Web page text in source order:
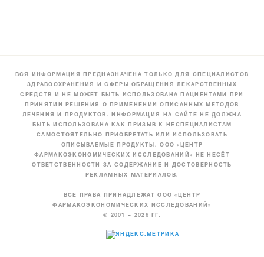
ВСЯ ИНФОРМАЦИЯ ПРЕДНАЗНАЧЕНА ТОЛЬКО ДЛЯ СПЕЦИАЛИСТОВ
ЗДРАВООХРАНЕНИЯ И СФЕРЫ ОБРАЩЕНИЯ ЛЕКАРСТВЕННЫХ
СРЕДСТВ И НЕ МОЖЕТ БЫТЬ ИСПОЛЬЗОВАНА ПАЦИЕНТАМИ ПРИ
ПРИНЯТИИ РЕШЕНИЯ О ПРИМЕНЕНИИ ОПИСАННЫХ МЕТОДОВ
ЛЕЧЕНИЯ И ПРОДУКТОВ. ИНФОРМАЦИЯ НА САЙТЕ НЕ ДОЛЖНА
БЫТЬ ИСПОЛЬЗОВАНА КАК ПРИЗЫВ К НЕСПЕЦИАЛИСТАМ
САМОСТОЯТЕЛЬНО ПРИОБРЕТАТЬ ИЛИ ИСПОЛЬЗОВАТЬ
ОПИСЫВАЕМЫЕ ПРОДУКТЫ. ООО «ЦЕНТР
ФАРМАКОЭКОНОМИЧЕСКИХ ИССЛЕДОВАНИЙ» НЕ НЕСЁТ
ОТВЕТСТВЕННОСТИ ЗА СОДЕРЖАНИЕ И ДОСТОВЕРНОСТЬ
РЕКЛАМНЫХ МАТЕРИАЛОВ.
ВСЕ ПРАВА ПРИНАДЛЕЖАТ ООО «ЦЕНТР
ФАРМАКОЭКОНОМИЧЕСКИХ ИССЛЕДОВАНИЙ»
© 2001 – 2026 ГГ.